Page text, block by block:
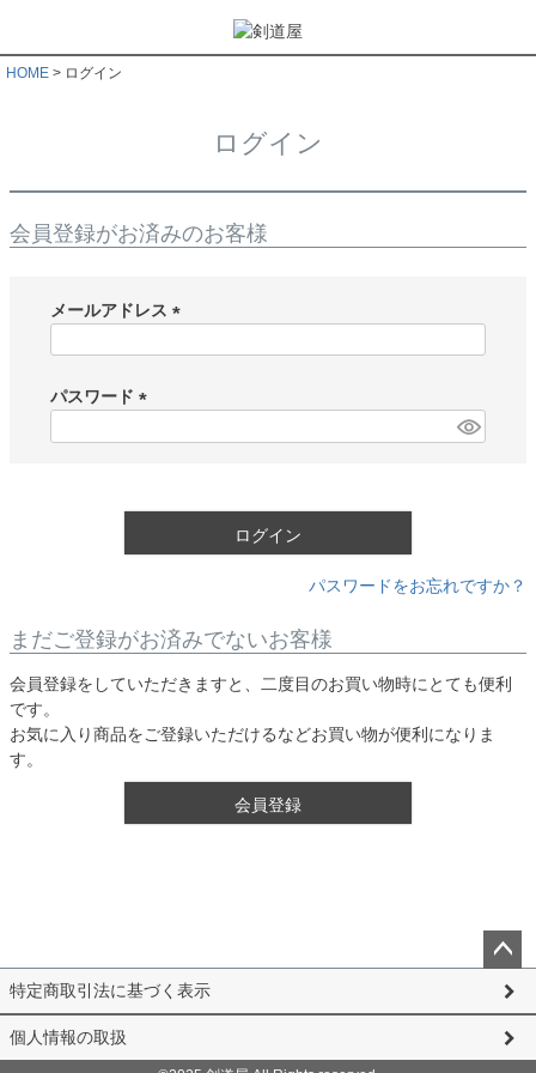
HOME ログイン
ログイン
会員登録がお済みのお客様
メールアドレス
)
パスワード
ログイン
パスワードをお忘れですか？
まだご登録がお済みでないお客様
会員登録をしていただきますと、二度目のお買い物時にとても便利
です。
お気に入り商品をご登録いただけるなどお買い物が便利になりま
す。
会員登録
ペー
ップ
へ
特定商取引法に基づく表示
個人情報の取扱